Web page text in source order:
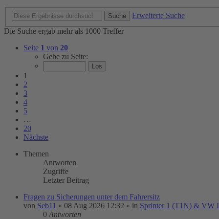
Suche
Erweiterte Suche
Die Suche ergab mehr als 1000 Treffer
Seite 1 von 20
Gehe zu Seite:
1
2
3
4
5
…
20
Nächste
Themen
Antworten
Zugriffe
Letzter Beitrag
Fragen zu Sicherungen unter dem Fahrersitz
von Seb11 » 08 Aug 2026 12:32 » in Sprinter 1 (T1N) & VW
0 Antworten